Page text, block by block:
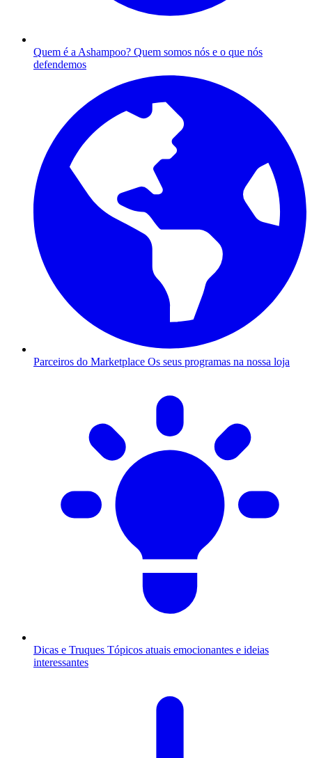
Quem é a Ashampoo? Quem somos nós e o que nós
defendemos
Parceiros do Marketplace Os seus programas na nossa loja
Dicas e Truques Tópicos atuais emocionantes e ideias
interessantes